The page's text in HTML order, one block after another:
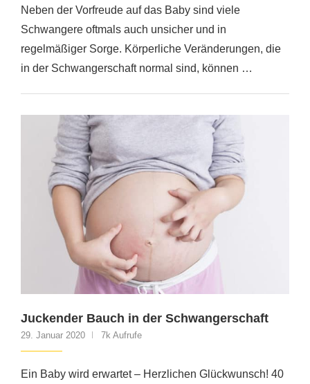
Neben der Vorfreude auf das Baby sind viele
Schwangere oftmals auch unsicher und in
regelmäßiger Sorge. Körperliche Veränderungen, die
in der Schwangerschaft normal sind, können …
Juckender Bauch in der Schwangerschaft
29. Januar 2020 7k Aufrufe
Ein Baby wird erwartet – Herzlichen Glückwunsch! 40